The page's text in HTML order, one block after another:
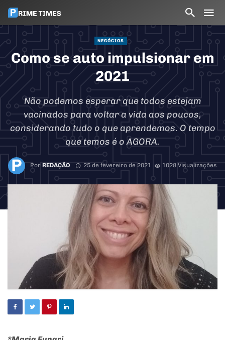
NEGÓCIOS
Como se auto impulsionar em
2021
Não podemos esperar que todos estejam
vacinados para voltar a vida aos poucos,
considerando tudo o que aprendemos. O tempo
que temos é o AGORA.
Por REDAÇÃO 25 de fevereiro de 2021 1028 Visualizações